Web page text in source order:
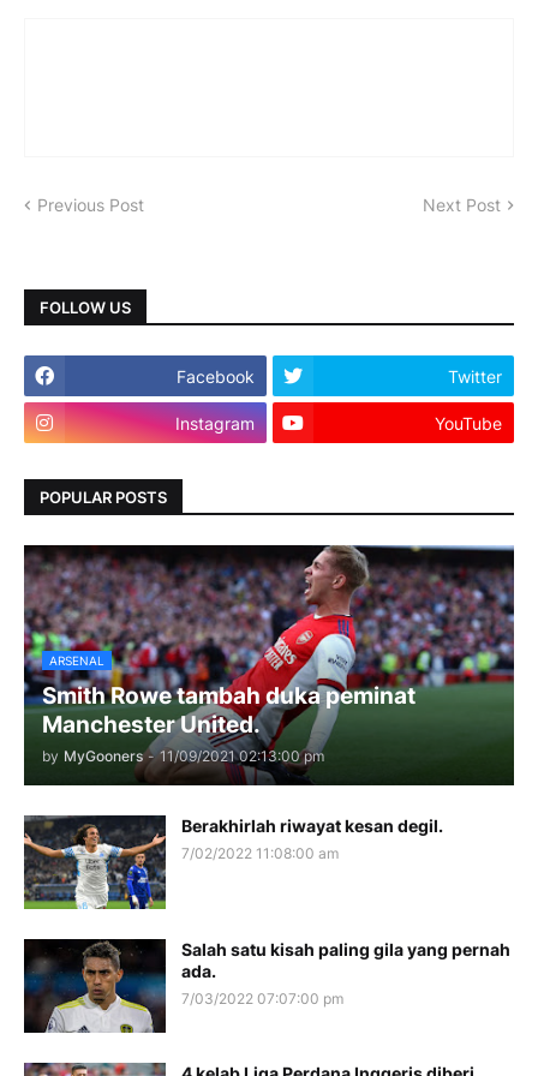
Previous Post Next Post
FOLLOW US
Facebook Twitter
Instagram YouTube
POPULAR POSTS
ARSENAL
Smith Rowe tambah duka peminat
Manchester United.
by MyGooners - 11/09/2021 02:13:00 pm
Berakhirlah riwayat kesan degil.
7/02/2022 11:08:00 am
Salah satu kisah paling gila yang pernah
ada.
7/03/2022 07:07:00 pm